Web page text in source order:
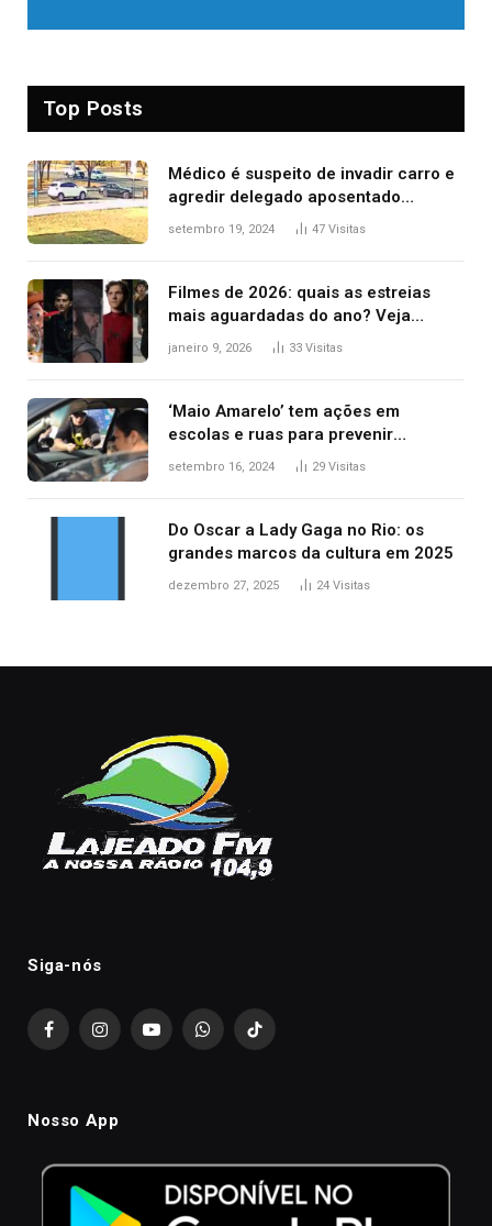
Top Posts
Médico é suspeito de invadir carro e
agredir delegado aposentado
durante confusão no trânsito
setembro 19, 2024 47 Visitas
Filmes de 2026: quais as estreias
mais aguardadas do ano? Veja
principais lançamentos do cinema
janeiro 9, 2026 33 Visitas
‘Maio Amarelo’ tem ações em
escolas e ruas para prevenir
acidentes no trânsito no AP
setembro 16, 2024 29 Visitas
Do Oscar a Lady Gaga no Rio: os
grandes marcos da cultura em 2025
dezembro 27, 2025 24 Visitas
Siga-nós
FacebookInstagramYouTubeWhatsAppTikTok
Nosso App